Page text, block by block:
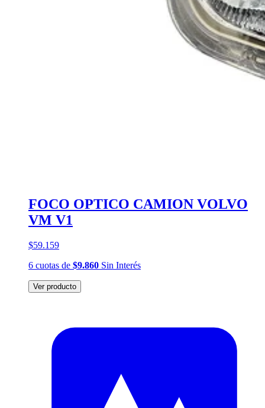
FOCO OPTICO CAMION VOLVO
VM V1
$59.159
6 cuotas de $9.860 Sin Interés
Ver producto